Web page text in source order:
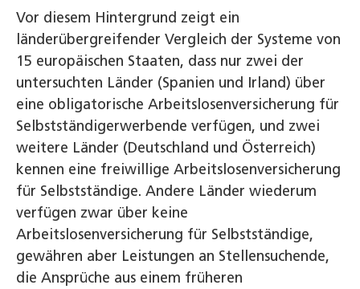
Vor diesem Hintergrund zeigt ein
länderübergreifender Vergleich der Systeme von
15 europäischen Staaten, dass nur zwei der
untersuchten Länder (Spanien und Irland) über
eine obligatorische Arbeitslosenversicherung für
Selbstständigerwerbende verfügen, und zwei
weitere Länder (Deutschland und Österreich)
kennen eine freiwillige Arbeitslosenversicherung
für Selbstständige. Andere Länder wiederum
verfügen zwar über keine
Arbeitslosenversicherung für Selbstständige,
gewähren aber Leistungen an Stellensuchende,
die Ansprüche aus einem früheren